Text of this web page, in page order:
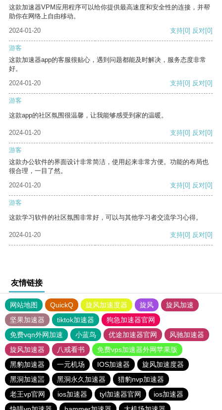
这款加速器VPM应用程序可以给你提供最高速度和安全性的连接，并帮
助你在网络上自由移动。
2024-01-20
支持[0] 反对[0]
游客
这款加速器app的客服很贴心，遇到问题都能及时解决，服务态度非常
好。
2024-01-20
支持[0] 反对[0]
游客
这款app的社区氛围很温馨，让我能够感受到家的温暖。
2024-01-20 支持[0] 反对[0]
游客
这款办公软件的界面设计非常简洁，使用起来非常方便。功能的布局也
很合理，一目了然。
2024-01-20
支持[0] 反对[0]
游客
这款学习软件的社区氛围非常好，可以与其他学习者交流学习心得。
2024-01-20 支持[0] 反对[0]
友情链接
网站地图 QuickQ 旋风加速度器 旋风
旋风加速
坚果加速器
tiktok加速器
狗急加速器官网
免费vqn外网加速
小蓝鸟 优途加速器官网
风驰加速器
旋风加速器
八戒看书
免费vps加速器外网苹果版
黑豹加速器
一元机场 IOS加速器
旋风加速度器
黑洞加速噐
黑洞永久加速器
猎豹nvp加速器
老王vp官网
ios加速器 tyl加速器官网
ios加速器